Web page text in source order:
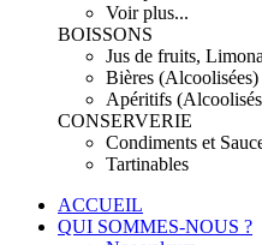
Voir plus...
BOISSONS
Jus de fruits,
Bières (Alcoolisées)
Apéritifs
CONSERVERIE
Condiments et
Tartinables
ACCUEIL
QUI SOMMES-NOUS ?